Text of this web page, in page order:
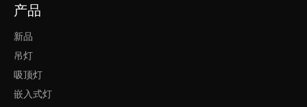
灯具卧室嵌入式灯房间框灯线条灯
客厅大嵌入式灯框灯线条灯
led嵌入式灯长条灯
产品
新品
吊灯
吸顶灯
嵌入式灯